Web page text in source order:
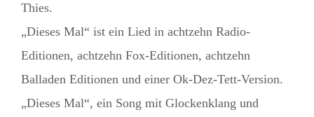
Thies.
„Dieses Mal“ ist ein Lied in achtzehn Radio-
Editionen, achtzehn Fox-Editionen, achtzehn
Balladen Editionen und einer Ok-Dez-Tett-Version.
„Dieses Mal“, ein Song mit Glockenklang und